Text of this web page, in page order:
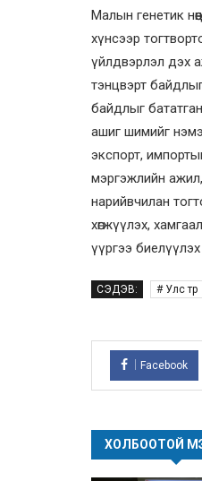
Малын генетик
хүнсээр
үйлдвэрлэл дэх
тэнцвэрт
байдлыг
ашиг шимийг
экспорт,
мэргэжлийн
нарийвчилан
хөгжүүлэх,
үүргээ
СЭДЭВ: # Улс төр
Facebook
ХОЛБООТОЙ